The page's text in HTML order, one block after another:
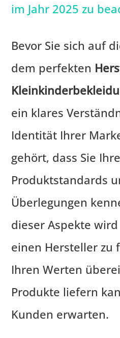
im Jahr 2025 zu
Bevor Sie sich auf
dem perfekten
ein klares
Identität Ihrer
gehört, dass Sie
Produktstandards
Überlegungen
dieser Aspekte
einen Hersteller zu
Ihren Werten
Produkte liefern
Kunden erwarten.